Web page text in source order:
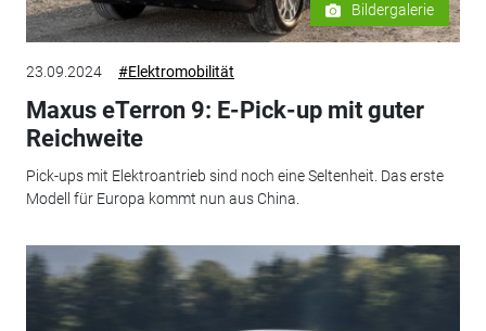
Bildergalerie
23.09.2024 #Elektromobilität
Maxus eTerron 9: E-Pick-up mit guter
Reichweite
Pick-ups mit Elektroantrieb sind noch eine Seltenheit. Das erste
Modell für Europa kommt nun aus China.